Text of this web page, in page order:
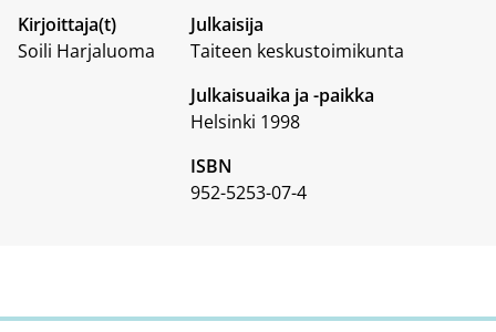
Kirjoittaja(t)
Soili Harjaluoma
Julkaisija
Taiteen keskustoimikunta
Julkaisuaika ja -paikka
Helsinki 1998
ISBN
952-5253-07-4